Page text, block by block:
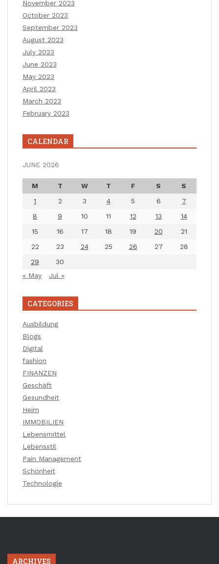
November 2023
October 2023
September 2023
August 2023
July 2023
June 2023
May 2023
April 2023
March 2023
February 2023
CALENDAR
JUNE 2026
M T W T F S
S
1
2 3 4 5 6
7
8
9 10 11 12 13
14
15
16 17 18 19 20
21
22
23 24 25 26 27
28
29
30
« May
Jul »
CATEGORIES
Ausbildung
Blogs
Digital
fashion
FINANZEN
Geschäft
Gesundheit
Heim
IMMOBILIEN
Lebensmittel
Lebensstil
Pain Management
Schönheit
Technologie
ARCHIVES